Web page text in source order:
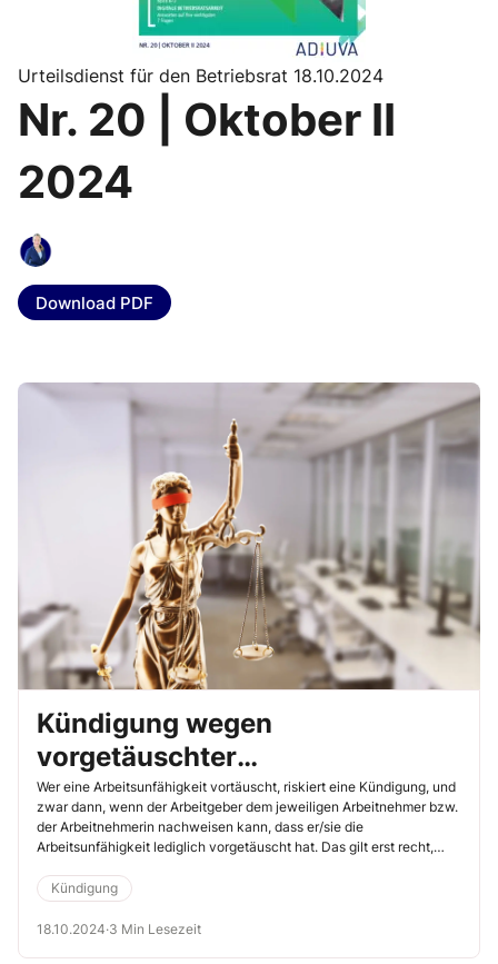
Urteilsdienst für den Betriebsrat 18.10.2024
Nr. 20 | Oktober II
2024
Download PDF
Kündigung wegen
vorgetäuschter
Arbeitsunfähigkeit
gerechtfertigt
Wer eine Arbeitsunfähigkeit vortäuscht, riskiert eine Kündigung, und
zwar dann, wenn der Arbeitgeber dem jeweiligen Arbeitnehmer bzw.
der Arbeitnehmerin nachweisen kann, dass er/sie die
Arbeitsunfähigkeit lediglich vorgetäuscht hat. Das gilt erst recht,
arbeitsunfähig meldet, weil ihr Arbeitgeber ihr den Urlaub verweigert.
Das hat das Landesarbeitsgericht (LAG) Niedersachsen kürzlich
entschieden (8.7.2024, Az. 15 SLa 127/24).
Kündigung
18.10.2024·3 Min Lesezeit